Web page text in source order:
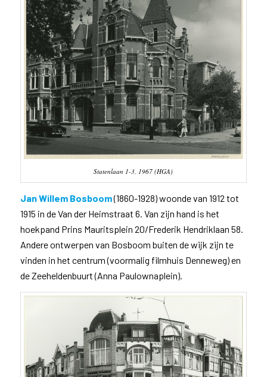
Statenlaan 1-3, 1967 (HGA)
Jan Willem Bosboom(1860-1928) woonde van 1912 tot
1915 in de Van der Heimstraat 6. Van zijn hand is het
hoekpand Prins Mauritsplein 20/Frederik Hendriklaan 58.
Andere ontwerpen van Bosboom buiten de wijk zijn te
vinden in het centrum (voormalig filmhuis Denneweg) en
de Zeeheldenbuurt (Anna Paulownaplein).